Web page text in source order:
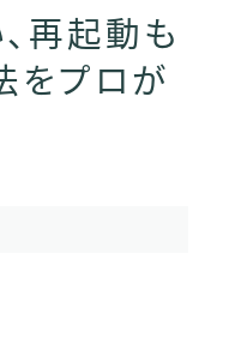
再起動も
をプロが